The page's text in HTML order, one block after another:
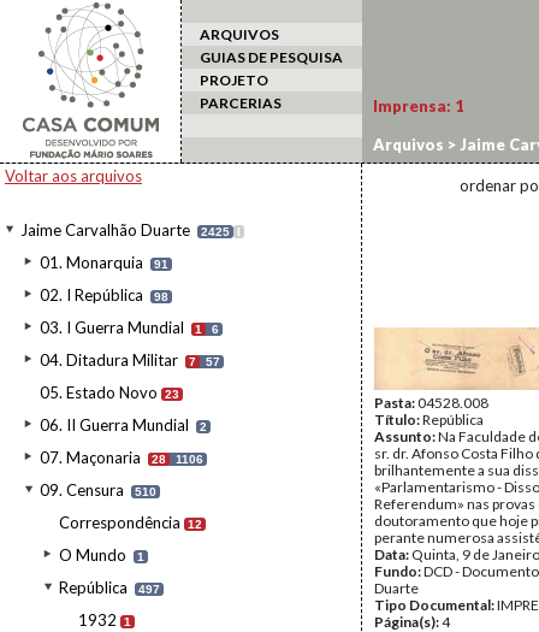
ARQUIVOS
GUIAS DE PESQUISA
PROJETO
PARCERIAS
Voltar aos arquivos
Jaime Carvalhão Duarte 2425 I
01. Monarquia 91
02. I República 98
03. I Guerra Mundial 1 6
04. Ditadura Militar 7 57
05. Estado Novo 23
06. II Guerra Mundial 2
07. Maçonaria 28 1106
09. Censura 510
Correspondência 12
O Mundo 1
República 497
1932 1
Imprensa: 1
Arquivos > Jaime
ordenar
Pasta:04528.008
Título:República
Assunto:Na Faculdade
sr. dr. Afonso Costa
brilhantemente a sua
«Parlamentarismo -
Referendum» nas provas
doutoramento que hoje
perante numerosa
Data: Quinta, 9 de
Fundo:DCD -
Duarte
Tipo Documental:
Página(s):4